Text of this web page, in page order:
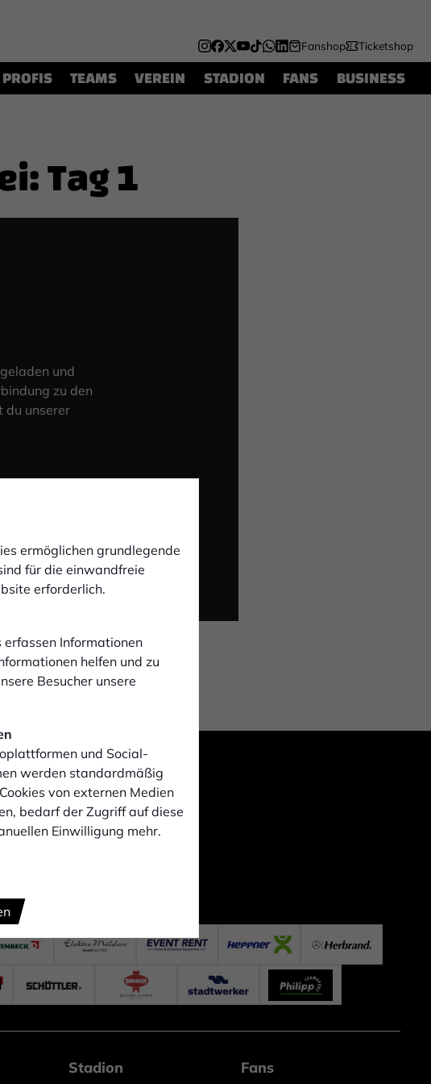
ermöglichen grundlegende
für die einwandfreie
erforderlich.
erfassen Informationen
helfen und zu
Besucher unsere
und Social-
werden standardmäßig
von externen Medien
bedarf der Zugriff auf diese
Einwilligung mehr.
Fanshop Ticketshop
PROFIS TEAMS VEREIN STADION FANS BUSINESS
Tag 1
und
zu den
du unserer
Stadion Fans